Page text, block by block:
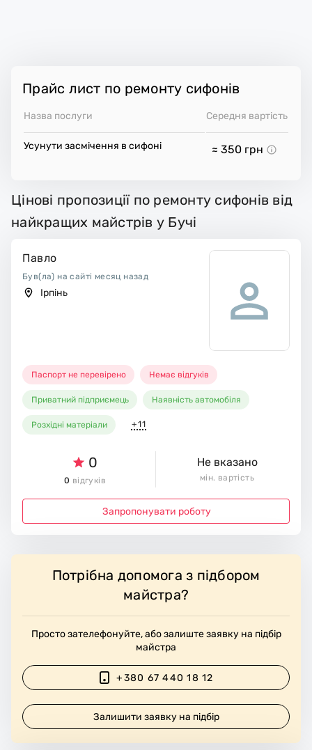
Прайс лист по ремонту сифонів
Назва послуги Середня вартість
Усунути засмічення в сифоні ≈ 350 грн
Цінові пропозиції по ремонту сифонів від
найкращих майстрів у Бучі
Павло
Був(ла) на сайті месяц назад
Ірпінь
Паспорт не перевірено Немає відгуків
Приватний підприємець Наявність автомобіля
Розхідні матеріали +11
0
0 відгуків
Не вказано
мін. вартість
Запропонувати роботу
Потрібна допомога з підбором
майстра?
Просто зателефонуйте, або залиште заявку на підбір
майстра
+380 67 440 18 12
Залишити заявку на підбір